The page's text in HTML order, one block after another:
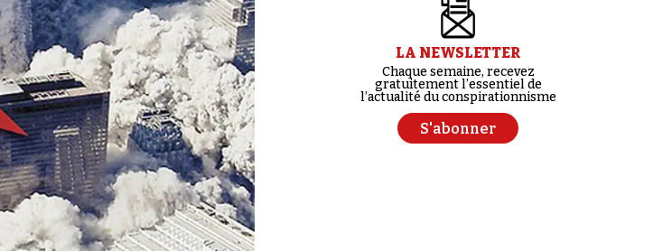
LA NEWSLETTER
Chaque semaine, recevez
gratuitement l’essentiel de
l’actualité du conspirationnisme
S'abonner